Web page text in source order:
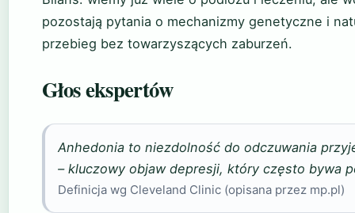
pozostają pytania o mechanizmy genetyczne i
przebieg bez towarzyszących zaburzeń.
Głos ekspertów
Anhedonia to niezdolność do odczuwania
– kluczowy objaw depresji, który często bywa
Definicja wg Cleveland Clinic (opisana przez mp.pl)